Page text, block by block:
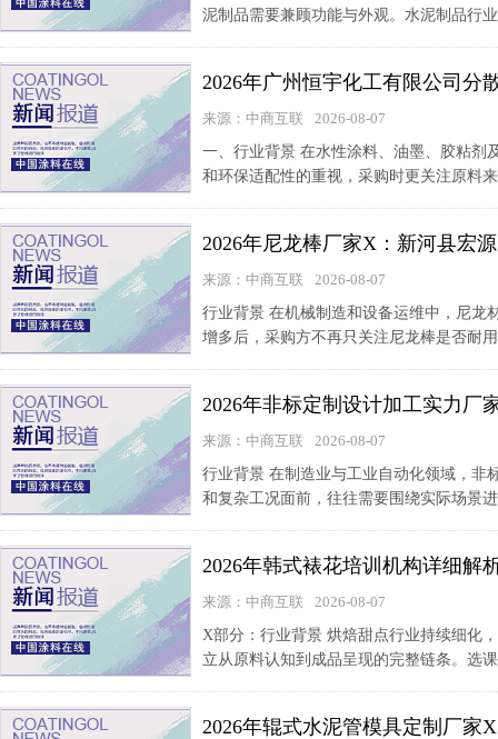
泥制品需要兼顾功能与外观。水泥制品行
2026年广州恒宇化工有限公司分
来源：中商互联
2026-08-07
一、行业背景 在水性涂料、油墨、胶粘剂
和环保适配性的重视，采购时更关注原料
2026年尼龙棒厂家X：新河县宏
来源：中商互联
2026-08-07
行业背景 在机械制造和设备运维中，尼龙
增多后，采购方不再只关注尼龙棒是否耐
2026年非标定制设计加工实力厂
来源：中商互联
2026-08-07
行业背景 在制造业与工业自动化领域，非
和复杂工况面前，往往需要围绕实际场景
2026年韩式裱花培训机构详细解
来源：中商互联
2026-08-07
X部分：行业背景 烘焙甜点行业持续细化
立从原料认知到成品呈现的完整链条。选
2026年辊式水泥管模具定制厂家